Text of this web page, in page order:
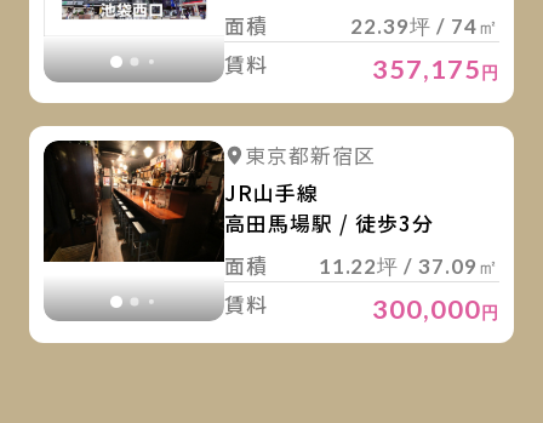
面積
22.39坪 / 74㎡
賃料 357,175円
詳細を見る
東京都新宿区
JR山手線
高田馬場駅 / 徒歩3分
面積
11.22坪 / 37.09㎡
賃料 300,000円